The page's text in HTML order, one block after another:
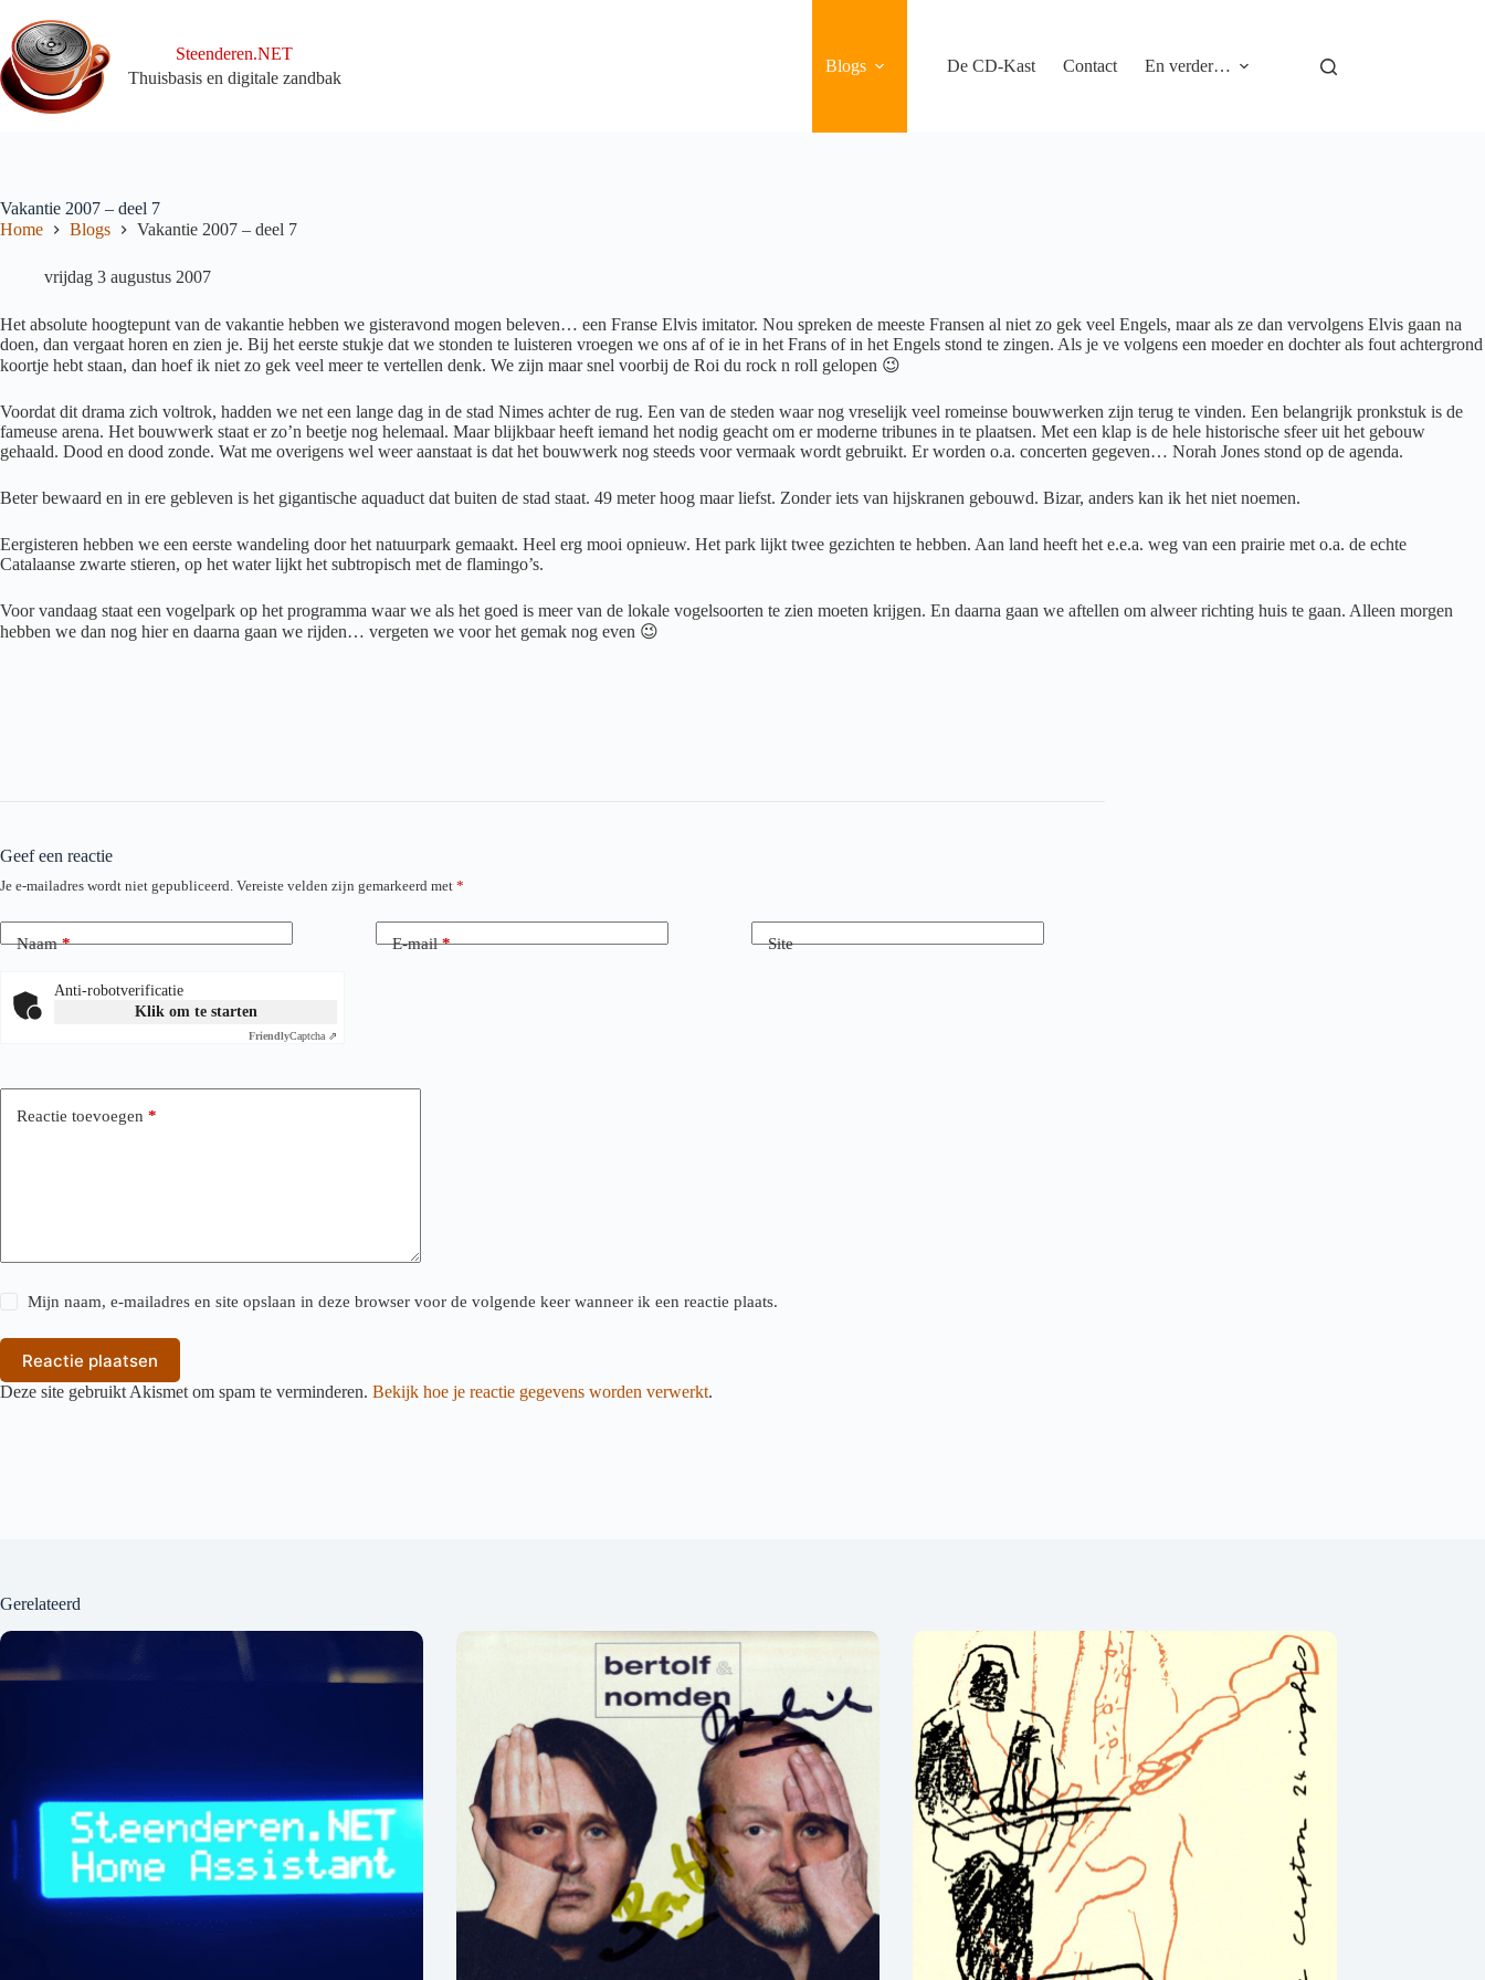
naar
de
inhoud
Steenderen.NET
Thuisbasis en digitale zandbak
Blogs De CD-Kast Contact En verder…
Vakantie 2007 – deel 7
Home
Blogs Vakantie 2007 – deel 7
vrijdag 3 augustus 2007
Het absolute hoogtepunt van de vakantie hebben we gisteravond mogen beleven… een Franse Elvis imitator. Nou spreken de meeste Fransen al niet zo gek veel Engels, maar als ze dan vervolgens Elvis gaan na
doen, dan vergaat horen en zien je. Bij het eerste stukje dat we stonden te luisteren vroegen we ons af of ie in het Frans of in het Engels stond te zingen. Als je ve volgens een moeder en dochter als fout achtergrond
koortje hebt staan, dan hoef ik niet zo gek veel meer te vertellen denk. We zijn maar snel voorbij de Roi du rock n roll gelopen 😉
Voordat dit drama zich voltrok, hadden we net een lange dag in de stad Nimes achter de rug. Een van de steden waar nog vreselijk veel romeinse bouwwerken zijn terug te vinden. Een belangrijk pronkstuk is de
fameuse arena. Het bouwwerk staat er zo’n beetje nog helemaal. Maar blijkbaar heeft iemand het nodig geacht om er moderne tribunes in te plaatsen. Met een klap is de hele historische sfeer uit het gebouw
gehaald. Dood en dood zonde. Wat me overigens wel weer aanstaat is dat het bouwwerk nog steeds voor vermaak wordt gebruikt. Er worden o.a. concerten gegeven… Norah Jones stond op de agenda.
Beter bewaard en in ere gebleven is het gigantische aquaduct dat buiten de stad staat. 49 meter hoog maar liefst. Zonder iets van hijskranen gebouwd. Bizar, anders kan ik het niet noemen.
Eergisteren hebben we een eerste wandeling door het natuurpark gemaakt. Heel erg mooi opnieuw. Het park lijkt twee gezichten te hebben. Aan land heeft het e.e.a. weg van een prairie met o.a. de echte
Catalaanse zwarte stieren, op het water lijkt het subtropisch met de flamingo’s.
Voor vandaag staat een vogelpark op het programma waar we als het goed is meer van de lokale vogelsoorten te zien moeten krijgen. En daarna gaan we aftellen om alweer richting huis te gaan. Alleen morgen
hebben we dan nog hier en daarna gaan we rijden… vergeten we voor het gemak nog even 😉
Geef een reactie
Je e-mailadres wordt niet gepubliceerd. Vereiste velden zijn gemarkeerd met *
Naam* E-mail* Site
Anti-robotverificatie
Klik om te starten
FriendlyCaptcha ⇗
Reactie toevoegen *
Mijn naam, e-mailadres en site opslaan in deze browser voor de volgende keer wanneer ik een reactie plaats.
Reactie plaatsen
Deze site gebruikt Akismet om spam te verminderen. Bekijk hoe je reactie gegevens worden verwerkt.
Gerelateerd